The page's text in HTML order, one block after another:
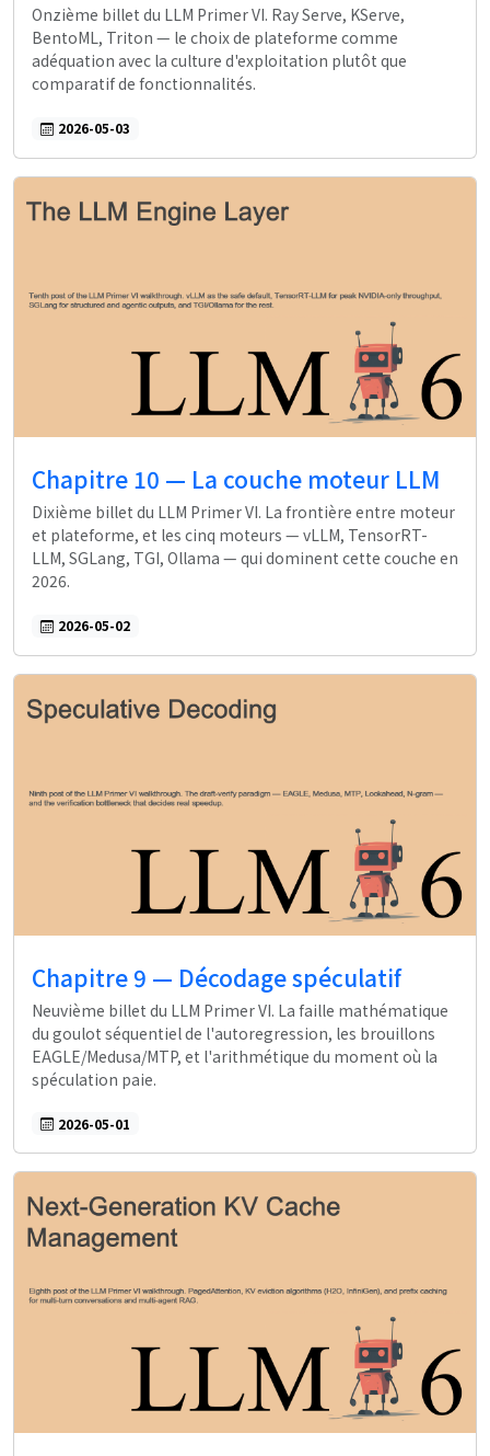
Onzième billet du LLM Primer VI. Ray Serve, KServe,
BentoML, Triton — le choix de plateforme comme
adéquation avec la culture d'exploitation plutôt que
comparatif de fonctionnalités.
2026-05-03
Chapitre 10 — La couche moteur LLM
Dixième billet du LLM Primer VI. La frontière entre moteur
et plateforme, et les cinq moteurs — vLLM, TensorRT-
LLM, SGLang, TGI, Ollama — qui dominent cette couche en
2026.
2026-05-02
Chapitre 9 — Décodage spéculatif
Neuvième billet du LLM Primer VI. La faille mathématique
du goulot séquentiel de l'autoregression, les brouillons
EAGLE/Medusa/MTP, et l'arithmétique du moment où la
spéculation paie.
2026-05-01